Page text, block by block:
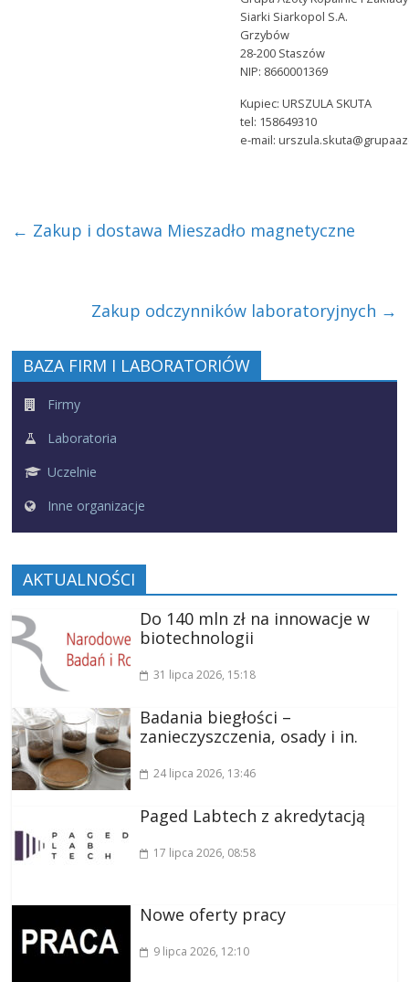
Siarki Siarkopol S.A.
Grzybów
28-200 Staszów
NIP: 8660001369
Kupiec: URSZULA SKUTA
tel: 158649310
e-mail:
← Zakup i dostawa Mieszadło magnetyczne
Zakup odczynników laboratoryjnych →
BAZA FIRM I LABORATORIÓW
Firmy
Laboratoria
Uczelnie
Inne organizacje
AKTUALNOŚCI
Do 140 mln zł na innowacje w
biotechnologii
31 lipca 2026, 15:18
Badania biegłości –
zanieczyszczenia, osady i in.
24 lipca 2026, 13:46
Paged Labtech z akredytacją
17 lipca 2026, 08:58
Nowe oferty pracy
9 lipca 2026, 12:10